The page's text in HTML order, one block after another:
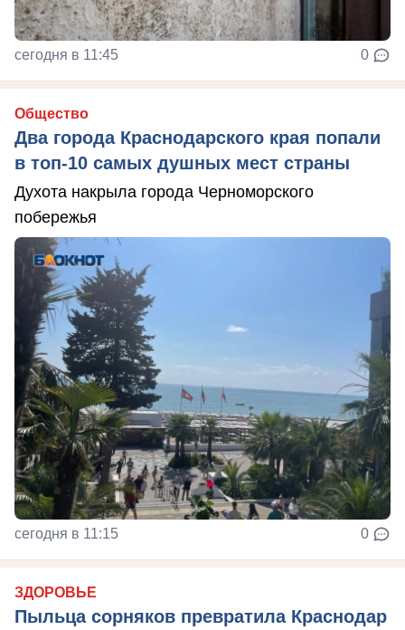
сегодня в 11:45 0
Общество
Два города Краснодарского края попали
в топ-10 самых душных мест страны
Духота накрыла города Черноморского
побережья
сегодня в 11:15 0
ЗДОРОВЬЕ
Пыльца сорняков превратила Краснодар